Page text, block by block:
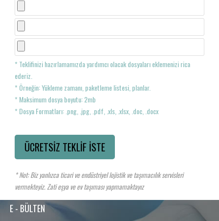
* Teklifinizi hazırlamamızda yardımcı olacak dosyaları eklemenizi rica
ederiz.
* Örneğin: Yükleme zamanı, paketleme listesi, planlar.
* Maksimum dosya boyutu: 2mb
* Dosya Formatları: .png, .jpg, .pdf, .xls, .xlsx, .doc, .docx
* Not: Biz yanlızca ticari ve endüstriyel lojistik ve taşımacılık servisleri
vermekteyiz. Zati eşya ve ev taşıması yapmamaktayız
E - BÜLTEN